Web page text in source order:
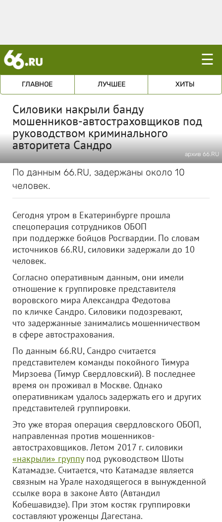
☰
ГЛАВНОЕ ЛУЧШЕЕ ХИТЫ
Силовики накрыли банду
мошенников-автостраховщиков под
руководством криминального
авторитета Сандро
архив 66.RU
По данным 66.RU, задержаны около 10
человек.
Сегодня утром в Екатеринбурге прошла
спецоперация сотрудников ОБОП
при поддержке бойцов Росгвардии. По словам
источников 66.RU, силовики задержали до 10
человек.
Согласно оперативным данным, они имели
отношение к группировке представителя
воровского мира Александра Федотова
по кличке Сандро. Силовики подозревают,
что задержанные занимались мошенничеством
в сфере автострахования.
По данным 66.RU, Сандро считается
представителем команды покойного Тимура
Мирзоева (Тимур Свердловский). В последнее
время он проживал в Москве. Однако
оперативникам удалось задержать его и других
представителей группировки.
Это уже вторая операция свердловского ОБОП,
направленная против мошенников-
автостраховщиков. Летом 2017 г. силовики
«накрыли» группупод руководством Шоты
Катамадзе. Считается, что Катамадзе является
связным на Урале находящегося в вынужденной
ссылке вора в законе Авто (Автандил
Кобешавидзе). При этом костяк группировки
составляют уроженцы Дагестана.